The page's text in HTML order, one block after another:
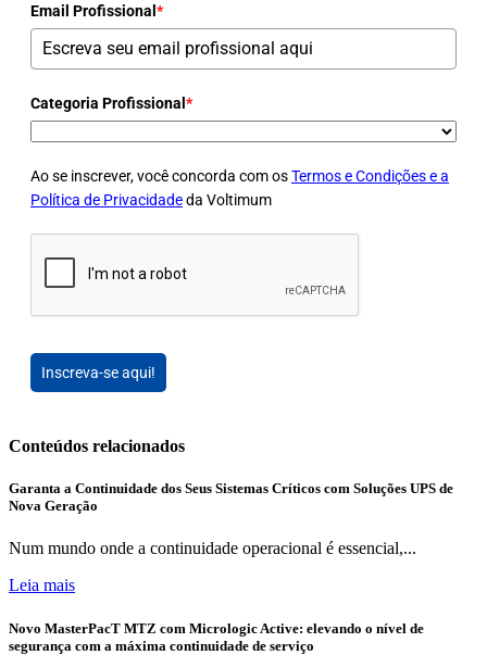
Email Profissional *
Categoria Profissional *
Ao se inscrever, você concorda com osTermos e Condições e a
Política de Privacidadeda Voltimum
Inscreva-se aqui!
Conteúdos relacionados
Garanta a Continuidade dos Seus Sistemas Críticos com Soluções UPS de
Nova Geração
Num mundo onde a continuidade operacional é essencial,...
Leia mais
Novo MasterPacT MTZ com Micrologic Active: elevando o nível de
segurança com a máxima continuidade de serviço